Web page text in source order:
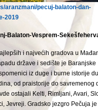
aranzmani/pecuj-balaton-dan-
2019
Balaton-Vesprem-
i najvećih gradova u
države i sedište je Baranjske
iz duge i burne istorije
od praistorije do savremenog
ostajali Kelti, Rimljani, Avari,
Jevreji. Gradsko jezgro Pečuja